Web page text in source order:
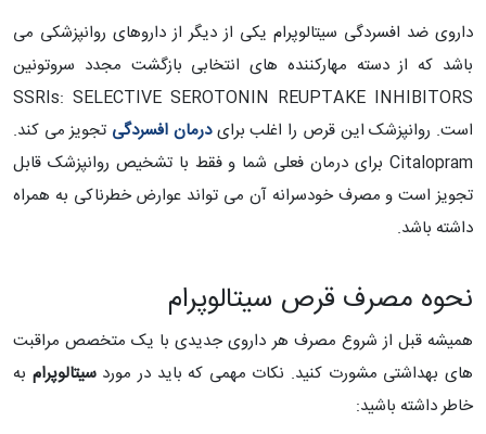
داروی ضد افسردگی سیتالوپرام یکی از دیگر از داروهای روانپزشکی می
باشد که از دسته مهارکننده های انتخابی بازگشت مجدد سروتونین
SSRIs: SELECTIVE SEROTONIN REUPTAKE INHIBITORS
است. روانپزشک این قرص را اغلب برایدرمان افسردگی تجویز می کند.
Citalopram برای درمان فعلی شما و فقط با تشخیص روانپزشک قابل
تجویز است و مصرف خودسرانه آن می تواند عوارض خطرناکی به همراه
داشته باشد.
نحوه مصرف قرص سیتالوپرام
همیشه قبل از شروع مصرف هر داروی جدیدی با یک متخصص مراقبت
های بهداشتی مشورت کنید. نکات مهمی که باید در موردسیتالوپرام به
خاطر داشته باشید: